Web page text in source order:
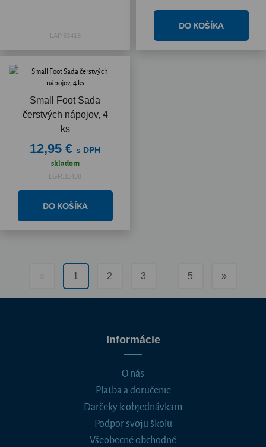
LAP.53418
Small Foot Sada
čerstvých nápojov, 4
ks
12,95 € s DPH
skladom
LGR.11438
1 2 3 … 5 »
Informácie
O nás
Platba a doručenie
Darčeky k objednávkam
Podpor svoju školu
Všeobecné obchodné